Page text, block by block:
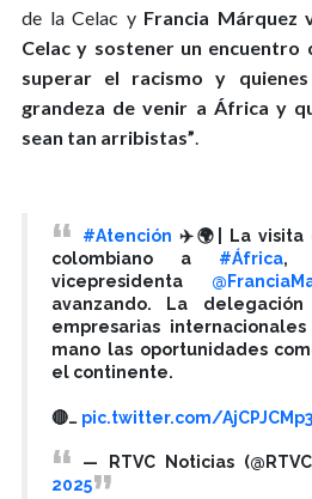
de la Celac y Francia Márquez
Celac y sostener un encuentro
superar el racismo y
grandeza de venir a África y
sean tan arribistas”.
#Atención ✈️🌍| La visita
colombiano a #África,
vicepresidenta
avanzando. La
empresarias
mano las oportunidades
el continente.
🔴… pic.twitter.com/
— RTVC Noticias
2025